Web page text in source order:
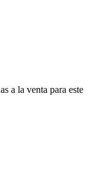
a la venta para este